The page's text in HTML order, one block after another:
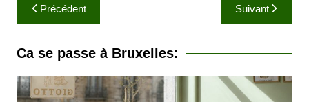
a
v
g
Précédent Suivant
Ca se passe à Bruxelles: